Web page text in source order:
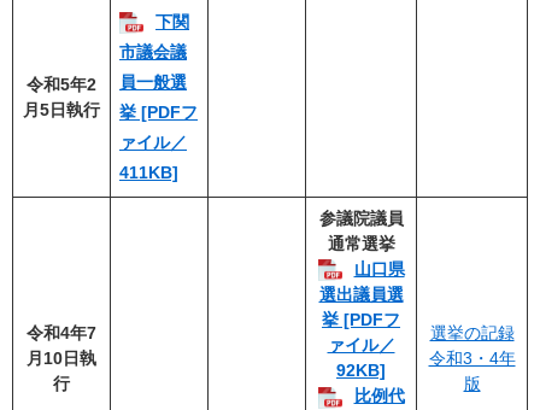
令和5年2
月5日執行
下関
市議会議
員一般選
挙 [PDFフ
ァイル／
411KB]
令和4年7
月10日執
行
参議院議員
通常選挙
山口県
選出議員選
挙 [PDFフ
ァイル／
92KB]
比例代
選挙の記録
令和3・4年
版